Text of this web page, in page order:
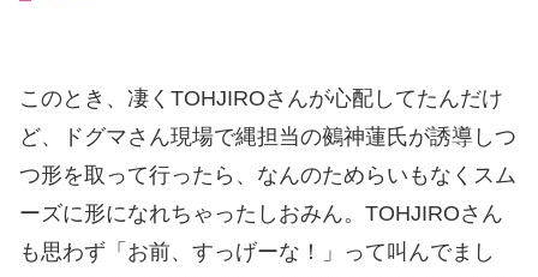
このとき、凄くTOHJIROさんが心配してたんだけ
ど、ドグマさん現場で縄担当の鵺神蓮氏が誘導しつ
つ形を取って行ったら、なんのためらいもなくスム
ーズに形になれちゃったしおみん。TOHJIROさん
も思わず「お前、すっげーな！」って叫んでまし